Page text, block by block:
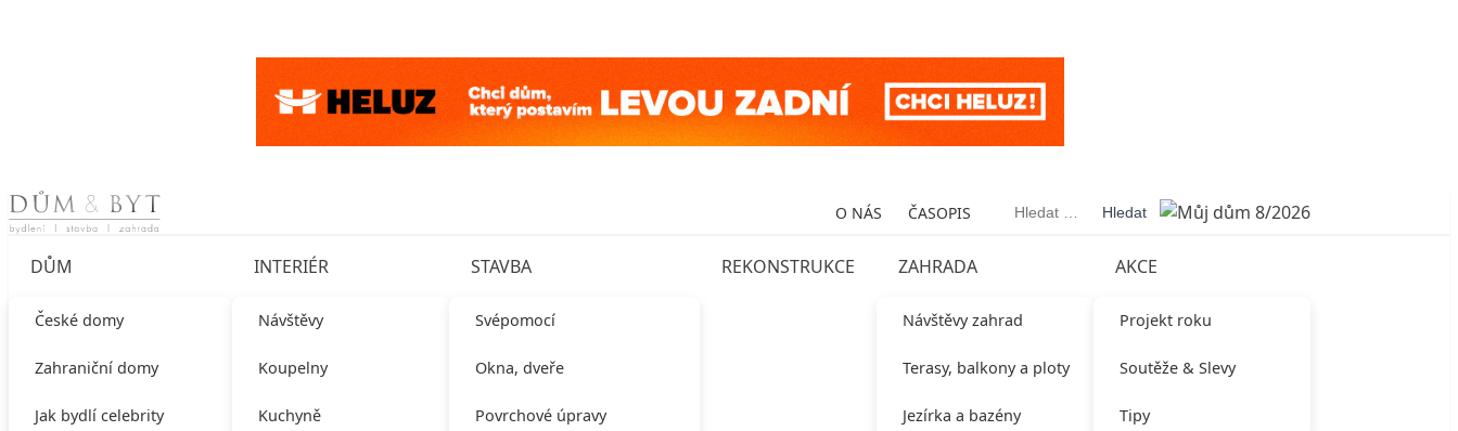
Skip to content O NÁS ČASOPIS Vyhledávání
DŮM
České domy
Zahraniční domy
Jak bydlí celebrity
INTERIÉR
Návštěvy
Koupelny
Kuchyně
STAVBA
Svépomocí
Okna, dveře
Povrchové úpravy
REKONSTRUKCE ZAHRADA
Návštěvy zahrad
Terasy, balkony a ploty
Jezírka a bazény
AKCE
Projekt roku
Soutěže & Slevy
Tipy